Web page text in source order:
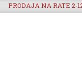
PRODAJA NA RATE 2-